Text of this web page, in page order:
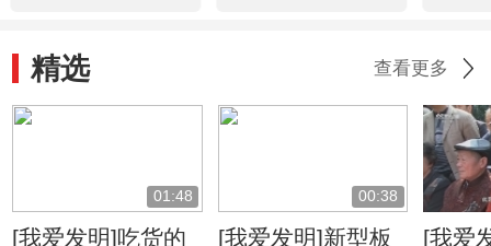
精选 查看更多
01:48
[我爱发明]吃货的
00:38
[我爱发明]新型板
[我爱